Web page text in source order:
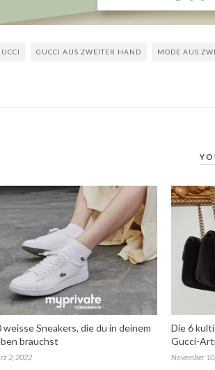
GUCCI AUS ZWEITER HAND MODE AUS
weisse Sneakers, die du in deinem
brauchst
2, 2022
Die 6
Gucci-
November